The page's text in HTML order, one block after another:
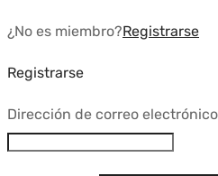
¿No es miembro?Registrarse
Registrarse
Dirección de correo electrónico